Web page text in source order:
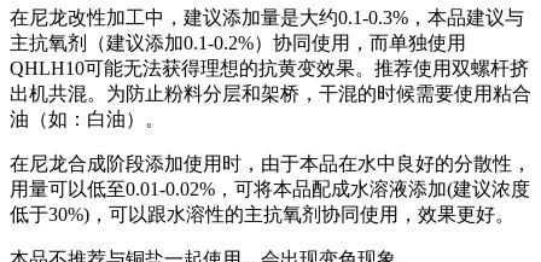
在尼龙改性加工中，建议添加量是大约0.1-0.3%，本品建议与
主抗氧剂（建议添加0.1-0.2%）协同使用，而单独使用
QHLH10可能无法获得理想的抗黄变效果。推荐使用双螺杆挤
出机共混。为防止粉料分层和架桥，干混的时候需要使用粘合
油（如：白油）。
在尼龙合成阶段添加使用时，由于本品在水中良好的分散性，
用量可以低至0.01-0.02%，可将本品配成水溶液添加(建议浓度
低于30%)，可以跟水溶性的主抗氧剂协同使用，效果更好。